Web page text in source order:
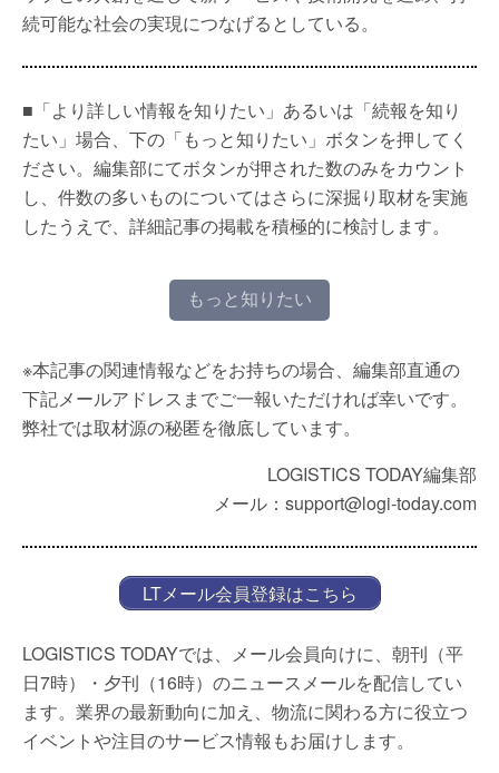
続可能な社会の実現につなげるとしている。
■「より詳しい情報を知りたい」あるいは「続報を知り
たい」場合、下の「もっと知りたい」ボタンを押してく
ださい。編集部にてボタンが押された数のみをカウント
し、件数の多いものについてはさらに深掘り取材を実施
したうえで、詳細記事の掲載を積極的に検討します。
もっと知りたい
※本記事の関連情報などをお持ちの場合、編集部直通の
下記メールアドレスまでご一報いただければ幸いです。
弊社では取材源の秘匿を徹底しています。
LOGISTICS TODAY編集部
メール：support@logi-today.com
LTメール会員登録はこちら
LOGISTICS TODAYでは、メール会員向けに、朝刊（平
日7時）・夕刊（16時）のニュースメールを配信してい
ます。業界の最新動向に加え、物流に関わる方に役立つ
イベントや注目のサービス情報もお届けします。